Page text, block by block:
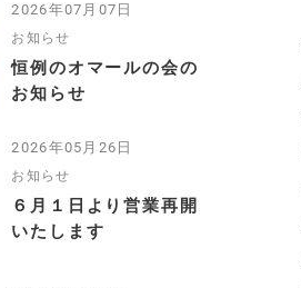
2026年07月07日
お知らせ
恒例のオマールの会の
お知らせ
2026年05月26日
お知らせ
６月１日より営業再開
いたします